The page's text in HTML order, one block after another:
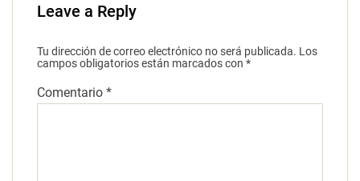
Leave a Reply
Tu dirección de correo electrónico no será publicada. Los
campos obligatorios están marcados con *
Comentario *